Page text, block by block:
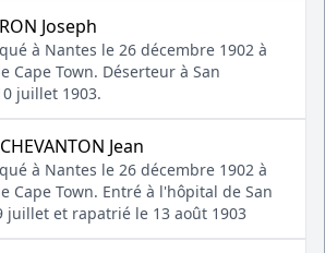
Joseph
à Nantes le 26 décembre 1902 à
Cape Town. Déserteur à San
juillet 1903.
Jean
à Nantes le 26 décembre 1902 à
Cape Town. Entré à l'hôpital de San
juillet et rapatrié le 13 août 1903